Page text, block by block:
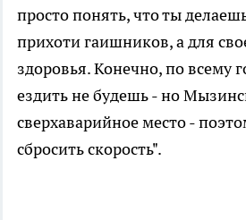
просто понять, что ты
прихоти гаишников, а для
здоровья. Конечно, по всему
ездить не будешь - но
сверхаварийное место -
сбросить скорость".